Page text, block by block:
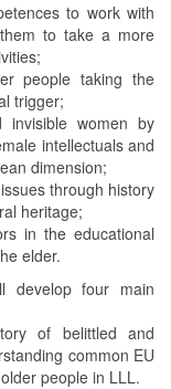
to work with
to take a more
people taking the
trigger;
women by
intellectuals and
dimension;
through history
heritage;
in the educational
elder.
develop four main
of belittled and
common EU
people in LLL.